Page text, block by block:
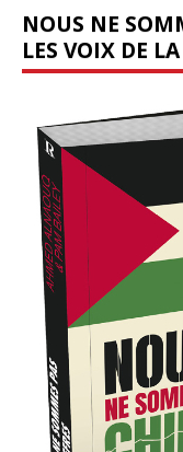
NOUS NE
LES VOIX DE